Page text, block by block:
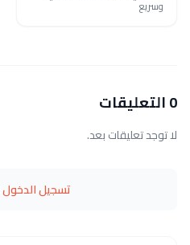
وسريع
0 التعليقات
لا توجد تعليقات بعد.
تسجيل الدخول